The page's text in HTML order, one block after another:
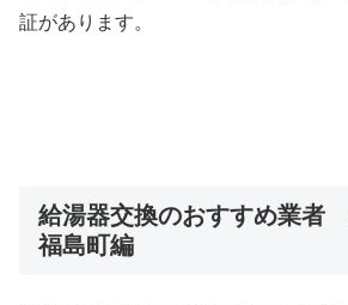
証があります。
給湯器交換のおすすめ業者
福島町編